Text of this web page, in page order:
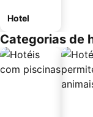
Hotel
Categorias de